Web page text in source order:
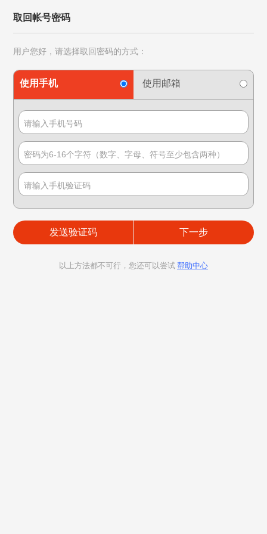
取回帐号密码
用户您好，请选择取回密码的方式：
使用手机 使用邮箱
发送验证码
以上方法都不可行，您还可以尝试 帮助中心